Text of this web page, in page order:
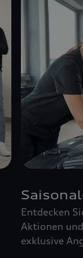
Entdecken
Aktionen
exklusive